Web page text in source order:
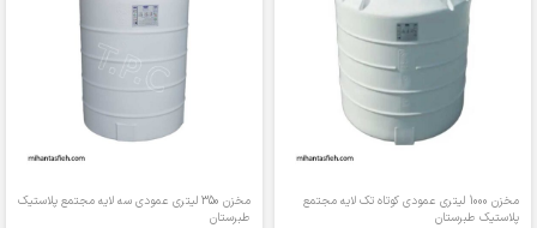
مخزن 1000 لیتری عمودی کوتاه تک لایه مجتمع
پلاستیک طبرستان
مخزن 350 لیتری عمودی سه لایه مجتمع پلاستیک
طبرستان